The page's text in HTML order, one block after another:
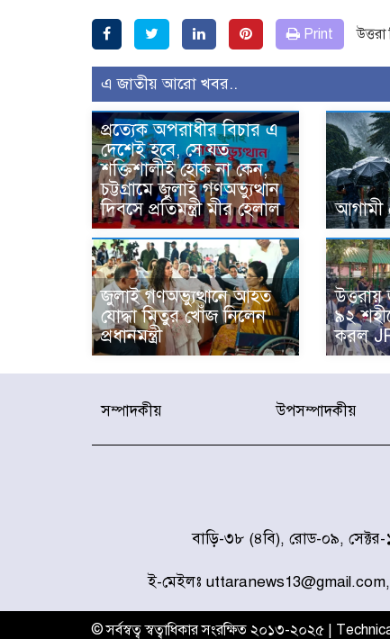
Print
এ জাতীয় আরো খবর..
প্রত্যেক অপরাধীর বিচার এ
দেশেই হবে, সে যত
শক্তিশালীই হোক না কেন,
চট্টগ্রামে জুলাই গণঅভ্যুত্থান
দিবসে প্রতিমন্ত্রী মীর হেলাল
আগামী
জুলাই গণঅভ্যুত্থানে আহত
যোদ্ধা মিতুর খোঁজ নিলেন
প্রধানমন্ত্রী
৯২
করল
সম্পাদকীয় উপসম্পাদকীয়
বাড়ি-৩৮ (৪বি), রোড-০৯,
ই-মেইলঃ
© সর্বস্বত্ব স্বত্বাধিকার সংরক্ষিত ২০১৩-২০২৫ |